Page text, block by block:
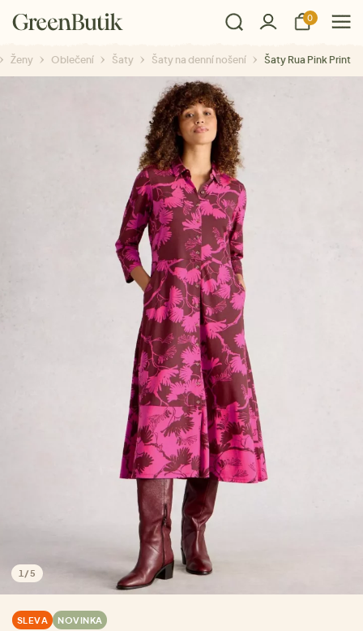
0
Ženy Oblečení Šaty Šaty na denní nošení Šaty Rua Pink Print
1 /5
SLEVA NOVINKA